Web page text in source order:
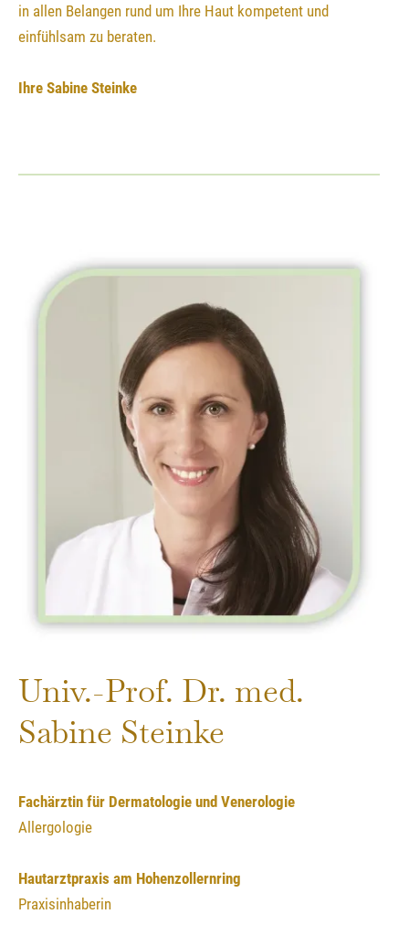
in allen Belangen rund um Ihre Haut kompetent und
einfühlsam zu beraten.
Ihre Sabine Steinke
Univ.-Prof. Dr. med.
Sabine Steinke
Fachärztin für Dermatologie und Venerologie
Allergologie
Hautarztpraxis am Hohenzollernring
Praxisinhaberin